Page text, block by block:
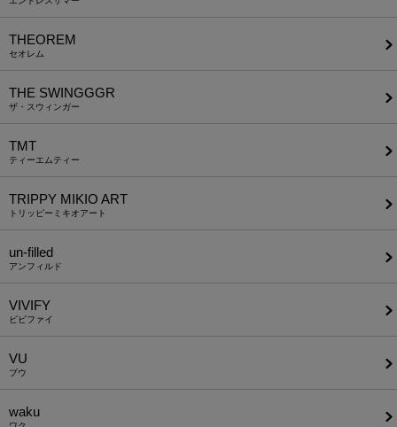
THEOREM
セオレム
THE SWINGGGR
ザ・スウィンガー
TMT
ティーエムティー
TRIPPY MIKIO ART
トリッピーミキオアート
un-filled
アンフィルド
VIVIFY
ビビファイ
VU
ブウ
waku